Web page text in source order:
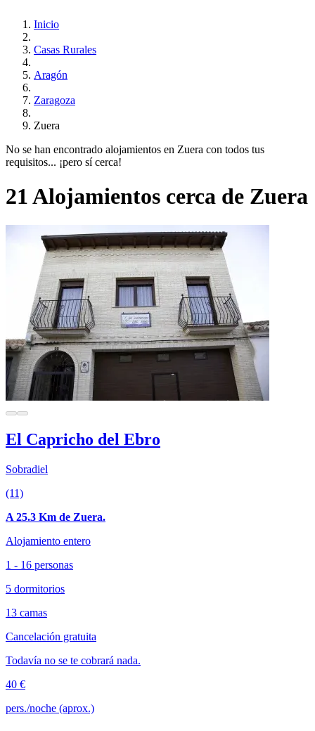
Inicio
Casas Rurales
Aragón
Zaragoza
Zuera
No se han encontrado alojamientos en Zuera con todos tus
requisitos... ¡pero sí cerca!
21 Alojamientos cerca de Zuera
El Capricho del Ebro
Sobradiel
(11)
A 25.3 Km de Zuera.
Alojamiento entero
1 - 16 personas
5 dormitorios
13 camas
Cancelación gratuita
Todavía no se te cobrará nada.
40 €
pers./noche (aprox.)